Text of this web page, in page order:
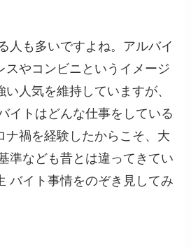
人も多いですよね。アルバイ
スやコンビニというイメージ
人気を維持していますが、
イトはどんな仕事をしている
ナ禍を経験したからこそ、大
準なども昔とは違ってきてい
バイト事情をのぞき見してみ